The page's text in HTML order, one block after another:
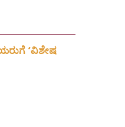
‘ವಿಶೇಷ